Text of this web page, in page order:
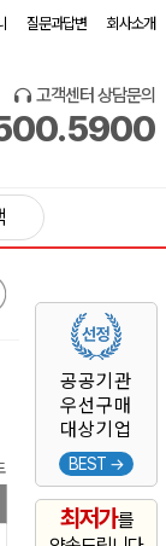
질문과답변 회사소개
고객센터 상담문의
공공기관
우선구매
대상기업
BEST →
최저가를